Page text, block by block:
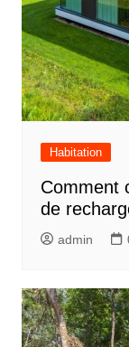
Habitation
Comment
de
admin